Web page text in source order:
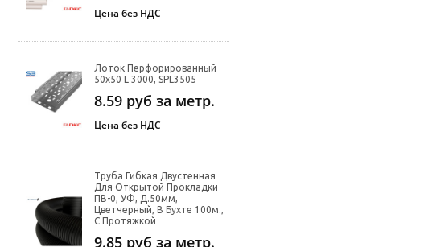
Цена без НДС
Лоток Перфорированный
50х50 L 3000, SPL3505
8.59 руб за метр.
Цена без НДС
Труба Гибкая Двустенная
Для Открытой Прокладки
ПВ-0, УФ, Д.50мм,
Цветчерный, В Бухте 100м.,
С Протяжкой
9.85 руб за метр.